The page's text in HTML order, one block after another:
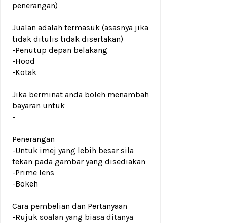
penerangan)
Jualan adalah termasuk (asasnya jika
tidak ditulis tidak disertakan)
-Penutup depan belakang
-Hood
-Kotak
Jika berminat anda boleh menambah
bayaran untuk
-
Penerangan
-Untuk imej yang lebih besar sila
tekan pada gambar yang disediakan
-Prime lens
-Bokeh
Cara pembelian dan Pertanyaan
-Rujuk soalan yang biasa ditanya